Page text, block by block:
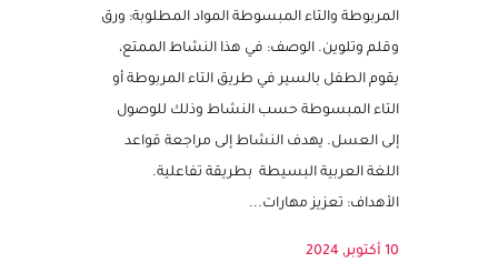
المبسوطة
نشاط قابل للطباعة: متاهة قرص العسل التاء
المربوطة والتاء المبسوطة المواد المطلوبة: ورق
وقلم وتلوين. الوصف: في هذا النشاط الممتع،
يقوم الطفل بالسير في طريق التاء المربوطة أو
التاء المبسوطة حسب النشاط وذلك للوصول
إلى العسل. يهدف النشاط إلى مراجعة قواعد
اللغة العربية البسيطة بطريقة تفاعلية.